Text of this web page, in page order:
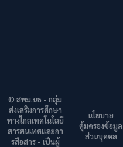
© สพม.นธ - กลุ่ม
ส่งเสริมการศึกษา
ทางไกลเทคโนโลยี
สารสนเทศและกา
รสือสาร - เป็นผู้
นโยบาย
คุ้มครองข้อมูล
ส่วนบุคคล